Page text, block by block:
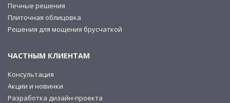
Печные решения
Плиточная облицовка
Решения для мощения брусчаткой
ЧАСТНЫМ КЛИЕНТАМ
Консультация
Акции и новинки
Разработка дизайн-проекта